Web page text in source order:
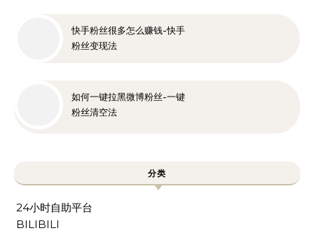
快手粉丝很多怎么赚钱-快手
粉丝变现法
如何一键拉黑微博粉丝-一键
粉丝清空法
分类
24小时自助平台
BILIBILI